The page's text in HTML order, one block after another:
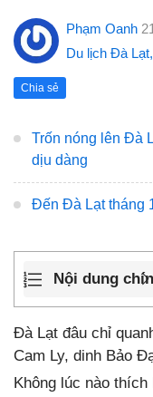
Phạm Oanh
Du lịch Đà Lạt,
Chia sẻ
Trốn nóng lên Đà
dịu dàng
Đến Đà Lạt tháng
Nội dung
Đà Lạt đâu chỉ
Cam Ly, dinh Bảo
Không lúc nào